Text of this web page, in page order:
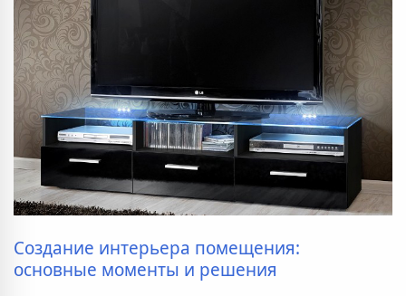
Создание интерьера помещения:
основные моменты и решения